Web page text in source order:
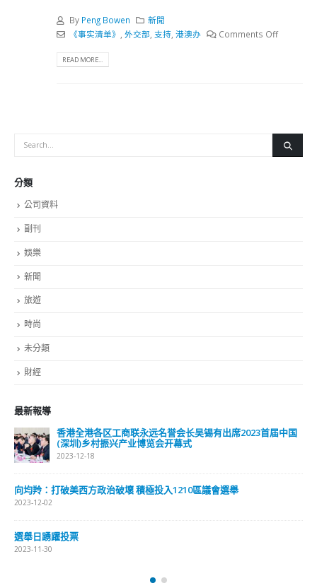
By Peng Bowen
新聞
《事实清单》
外交部 支持, 港澳办 Comments Off
READ MORE...
分類
公司資料
副刊
娛樂
新聞
旅遊
時尚
未分類
財經
最新報導
香港全港各区工商联永远名誉会长吴锡有出席2023首届中国
(深圳)乡村振兴产业博览会开幕式
2023-12-18
向均羚：打破美西方政治破壞 積極投入1210區議會選舉
2023-12-02
選舉日踴躍投票
2023-11-30